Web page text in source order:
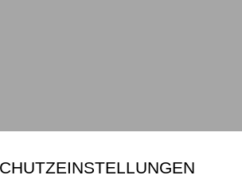
ı Klosterwall 13 ı 20095 Hamburg